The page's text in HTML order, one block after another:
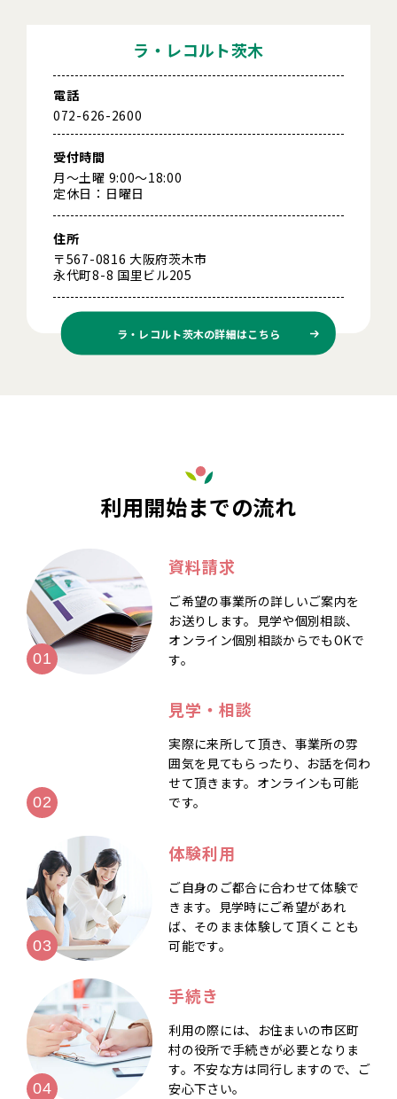
ラ・レコルト茨木
電話
072-626-2600
受付時間
月～土曜 9:00～18:00
定休日：日曜日
住所
〒567-0816 大阪府茨木市
永代町8-8 国里ビル205
ラ・レコルト茨木の詳細はこちら
利用開始までの流れ
資料請求
ご希望の事業所の詳しいご案内を
お送りします。見学や個別相談、
オンライン個別相談からでもOKで
す。
見学・相談
実際に来所して頂き、事業所の雰
囲気を見てもらったり、お話を伺わ
せて頂きます。オンラインも可能
です。
体験利用
ご自身のご都合に合わせて体験で
きます。見学時にご希望があれ
ば、そのまま体験して頂くことも
可能です。
手続き
利用の際には、お住まいの市区町
村の役所で手続きが必要となりま
す。不安な方は同行しますので、ご
安心下さい。